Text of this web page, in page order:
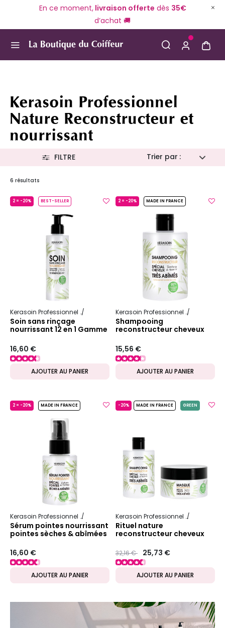
En ce moment,livraison offerte dès 35€
d’achat 🚚
Kerasoin Professionnel
Nature Reconstructeur et
nourrissant
Trier par :
FILTRE
6 résultats
2 = -20% BEST-SELLER
Kerasoin Professionnel Reconstructeur et nourrissant
Soin sans rinçage
nourrissant 12 en 1 Gamme
16,60 €
AJOUTER AU PANIER
2 = -20% MADE IN FRANCE
Kerasoin Professionnel
Shampooing
reconstructeur cheveux
très abîmés Gamme
Nature
15,56 €
AJOUTER AU PANIER
2 = -20% MADE IN FRANCE
Kerasoin Professionnel Reconstructeur et nourrissant
Sérum pointes nourrissant
pointes sèches & abîmées
Gamme Nature
16,60 €
AJOUTER AU PANIER
-20% MADE IN FRANCE GREEN
Kerasoin Professionnel
Rituel nature
reconstructeur cheveux
très abîmés
Prix ​​réduit de
32,16 €to 25,73 €
AJOUTER AU PANIER